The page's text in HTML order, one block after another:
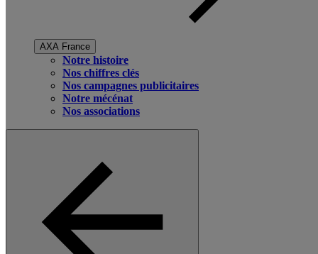
AXA France
Notre histoire
Nos chiffres clés
Nos campagnes publicitaires
Notre mécénat
Nos associations